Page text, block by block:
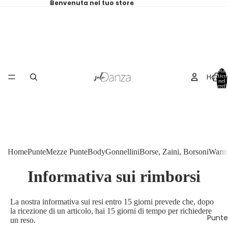
Benvenuta nel tuo store
Home
Punte
nel
HomePunteMezze PunteBodyGonnelliniBorse, Zaini, Borsoni
Informativa sui rimborsi
La nostra informativa sui resi entro 15 giorni prevede che, dopo
la ricezione di un articolo, hai 15 giorni di tempo per richiedere
un reso.